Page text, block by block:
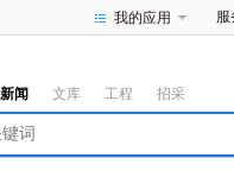
我的应用 服
新闻 文库 工程 招采